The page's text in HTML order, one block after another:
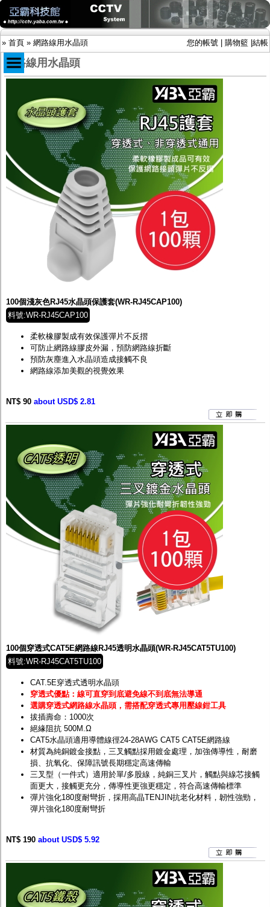
» 首頁 » 網路線用水晶頭 您的帳號 購物籃 結帳
商品目錄
限時促銷特惠專案
IP網路攝影機及錄放影機
AHD DVR數位錄放影機
AHD半球型(適用屋內)
AHD中小型紅外線攝影機(適用騎樓、室內外)
AHD防護罩型攝影機(適用屋外，紅外線照射
距離遠）
AHD特殊功能型攝影機
旋轉型攝影機.旋轉台
傳統高解析攝影機
防護罩及支架
多路攝影機單軸傳輸
監聽器.麥克風
視訊轉換設備
雙絞線傳輸器
雜訊改善器
分配放大器
網路線用水晶頭
網路線
懶人線.同軸線.花線
變壓器.避雷器
偽裝嚇阻假監視器. 警示防盜貼紙
電腦工業機殼
客訂商品
網路線用水晶頭
100個淺灰色RJ45水晶頭保護套(WR-RJ45CAP100)
料號:WR-RJ45CAP100
柔軟橡膠製成有效保護彈片不反摺
可防止網路線膠皮外漏，預防網路線折斷
預防灰塵進入水晶頭造成接觸不良
網路線添加美觀的視覺效果
NT$ 90 about USD$ 2.81
100個穿透式CAT5E網路線RJ45透明水晶頭(WR-RJ45CAT5TU100)
料號:WR-RJ45CAT5TU100
CAT.5E穿透式透明水晶頭
穿透式優點：線可直穿到底避免線不到底無法導通
選購穿透式網路線水晶頭，需搭配穿透式專用壓線鉗工具
拔插壽命：1000次
絕緣阻抗 500M.Ω
CAT5水晶頭適用導體線徑24-28AWG CAT5 CAT5E網路線
材質為純銅鍍金接點，三叉觸點採用鍍金處理，加強傳導性，耐磨
損、抗氧化、保障訊號長期穩定高速傳輸
三叉型（一件式）適用於單/多股線，純銅三叉片，觸點與線芯接觸
面更大，接觸更充分，傳導性更強更穩定，符合高速傳輸標準
彈片強化180度耐彎折，採用高晶TENJIN抗老化材料，韌性強勁，
彈片強化180度耐彎折
NT$ 190 about USD$ 5.92